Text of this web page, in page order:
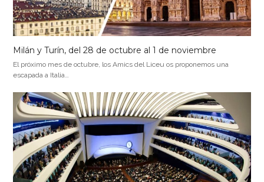
Milán y Turín, del 28 de octubre al 1 de noviembre
El próximo mes de octubre, los Amics del Liceu os proponemos una
escapada a Italia…